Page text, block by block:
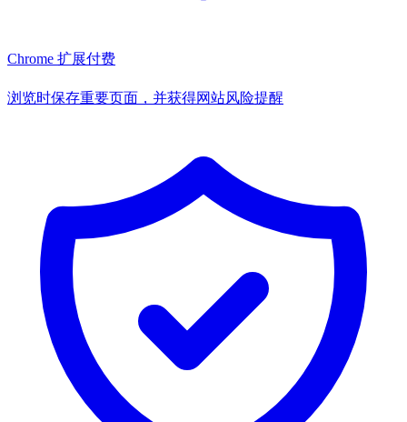
Chrome 扩展付费
浏览时保存重要页面，并获得网站风险提醒